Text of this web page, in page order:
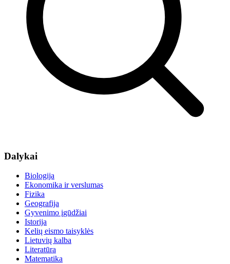
Dalykai
Biologija
Ekonomika ir verslumas
Fizika
Geografija
Gyvenimo įgūdžiai
Istorija
Kelių eismo taisyklės
Lietuvių kalba
Literatūra
Matematika